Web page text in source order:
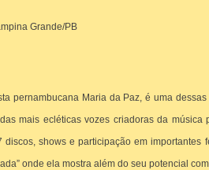
Grande/PB
pernambucana Maria da Paz, é uma
mais ecléticas vozes criadoras da
discos, shows e participação em
onde ela mostra além do seu potencial